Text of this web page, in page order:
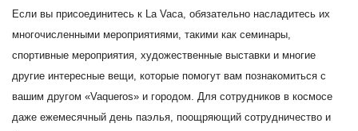
Если вы присоединитесь к La Vaca, обязательно насладитесь их
многочисленными мероприятиями, такими как семинары,
спортивные мероприятия, художественные выставки и многие
другие интересные вещи, которые помогут вам познакомиться с
вашим другом «Vaqueros» и городом. Для сотрудников в космосе
даже ежемесячный день паэлья, поощряющий сотрудничество и